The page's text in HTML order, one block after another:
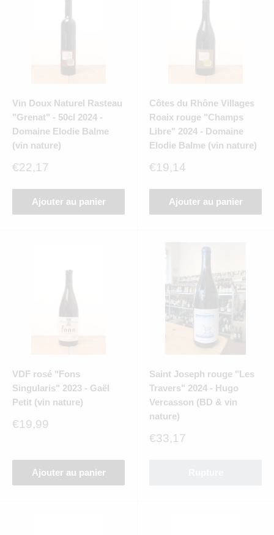
Vin Doux Naturel Rasteau
"Grenat" - 50cl 2024 -
Domaine Elodie Balme
(vin nature)
Prix
€22,17
Ajouter au panier
Côtes du Rhône Villages
Roaix rouge "Champs
Libre" 2024 - Domaine
Elodie Balme (vin nature)
Prix
€19,14
Ajouter au panier
VDF rosé "Fons
Singularis" 2023 - Gaël
Petit (vin nature)
Prix
€19,99
Ajouter au panier
Saint Joseph rouge "Les
Travers" 2024 - Hugo
Vercasson (BD & vin
nature)
Prix
€33,17